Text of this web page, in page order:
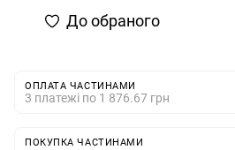
До обраного
ОПЛАТА ЧАСТИНАМИ
3 платежі по 1 876.67 грн
ПОКУПКА ЧАСТИНАМИ